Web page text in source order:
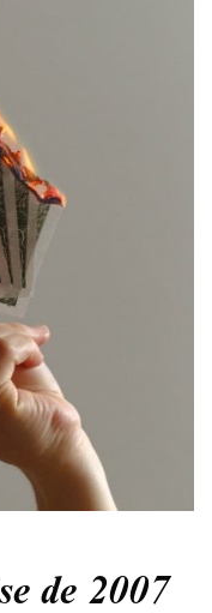
de 2007